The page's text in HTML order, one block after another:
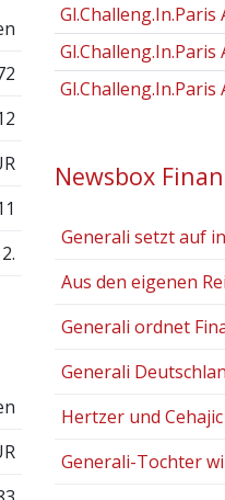
Gl.Challeng.In.Paris
Gl.Challeng.In.Paris
Gl.Challeng.In.Paris
Newsbox
Generali setzt auf
Aus den eigenen
Generali ordnet
Generali
Hertzer und
Generali-Tochter